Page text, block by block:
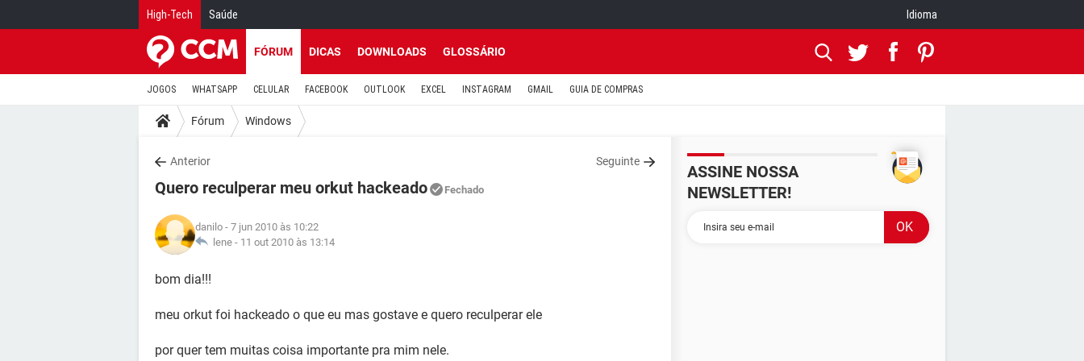
High-Tech Saúde Idioma
FÓRUM DICAS DOWNLOADS GLOSSÁRIO
JOGOS WHATSAPP CELULAR FACEBOOK OUTLOOK EXCEL INSTAGRAM GMAIL GUIA DE COMPRAS
Fórum Windows
Anterior Seguinte
Quero reculperar meu orkut hackeado Fechado
danilo - 7 jun 2010 às 10:22
lene - 11 out 2010 às 13:14
bom dia!!!
meu orkut foi hackeado o que eu mas gostave e quero reculperar ele
por quer tem muitas coisa importante pra mim nele.
ASSINE NOSSA
NEWSLETTER!